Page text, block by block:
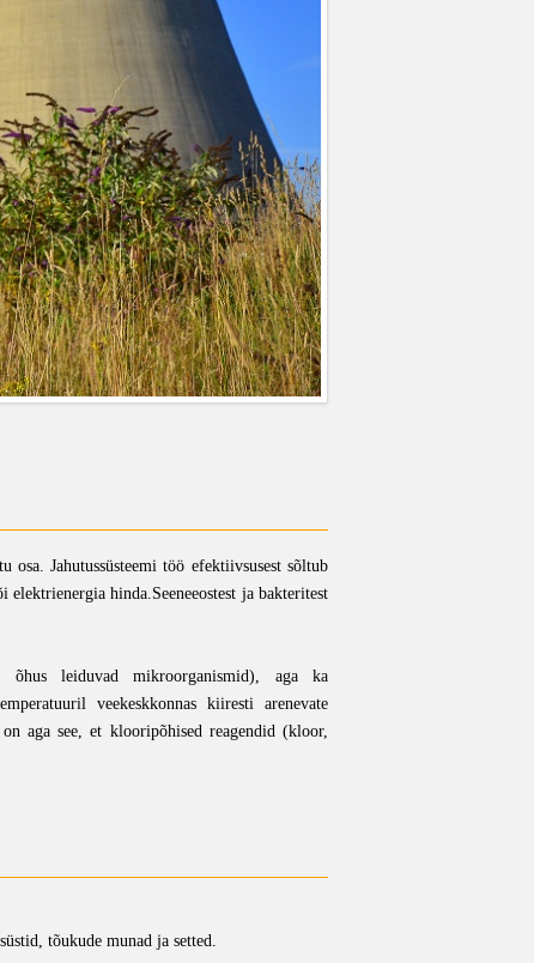
osa. Jahutussüsteemi töö efektiivsusest sõltub
hinda.Seeneeostest ja bakteritest
õhus leiduvad mikroorganismid), aga ka
veekeskkonnas kiiresti arenevate
aga see, et klooripõhised reagendid (kloor,
tõukude munad ja setted.